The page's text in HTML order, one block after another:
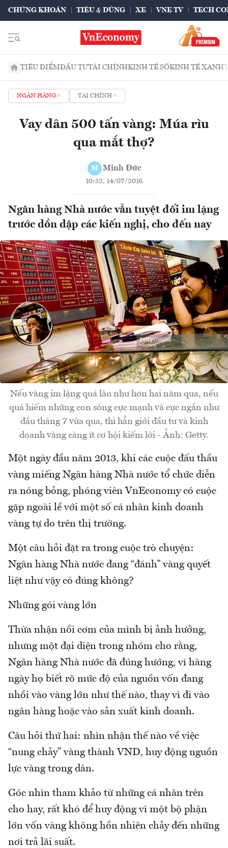
CHỨNG KHOÁN TIÊU & DÙNG XE VNE TV TECH
TIÊU ĐIỂMĐẦU TƯTÀI CHÍNHKINH TẾ SỐKINH TẾ XANH
NGÂN HÀNG TÀI CHÍNH
Vay dân 500 tấn vàng: Múa rìu
qua mắt thợ?
M Minh Đức
10:52, 14/07/2016
Ngân hàng Nhà nước vẫn tuyệt đối im lặng
trước dồn dập các kiến nghị, cho đến nay
Nếu vàng im lặng quá lâu như hơn hai năm qua, nếu
quá hiếm những con sóng cực mạnh và cực ngắn như
đầu tháng 7 vừa qua, thì hẳn giới đầu tư và kinh
doanh vàng càng ít cơ hội kiếm lời - Ảnh: Getty.
Một ngày đầu năm 2013, khi các cuộc đấu thầu
vàng miếng Ngân hàng Nhà nước tổ chức diễn
ra nóng bỏng, phóng viên VnEconomy có cuộc
gặp ngoài lề với một số cá nhân kinh doanh
vàng tự do trên thị trường.
Một câu hỏi đặt ra trong cuộc trò chuyện:
Ngân hàng Nhà nước đang “đánh” vàng quyết
liệt như vậy có đúng không?
Những gói vàng lớn
Thừa nhận nồi cơm của mình bị ảnh hưởng,
nhưng một đại diện trong nhóm cho rằng,
Ngân hàng Nhà nước đã đúng hướng, vì hàng
ngày họ biết rõ mức độ của nguồn vốn đang
nhồi vào vàng lớn như thế nào, thay vì đi vào
ngân hàng hoặc vào sản xuất kinh doanh.
Câu hỏi thứ hai: nhìn nhận thế nào về việc
“nung chảy” vàng thành VND, huy động nguồn
lực vàng trong dân.
Góc nhìn tham khảo từ những cá nhân trên
cho hay, rất khó để huy động vì một bộ phận
lớn vốn vàng không hồn nhiên chảy đến những
nơi trả lãi suất.